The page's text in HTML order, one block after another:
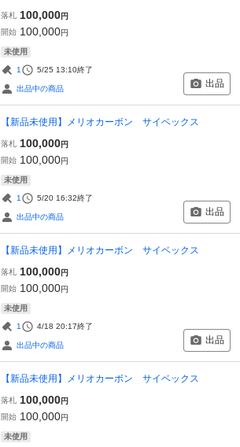
落札 100,000円
開始 100,000円
未使用
1 5/25 13:10終了
出品中の商品 出品
【新品未使用】メリオカーボン サイベックス
落札 100,000円
開始 100,000円
未使用
1 5/20 16:32終了
出品中の商品 出品
【新品未使用】メリオカーボン サイベックス
落札 100,000円
開始 100,000円
未使用
1 4/18 20:17終了
出品中の商品 出品
【新品未使用】メリオカーボン サイベックス
落札 100,000円
開始 100,000円
未使用